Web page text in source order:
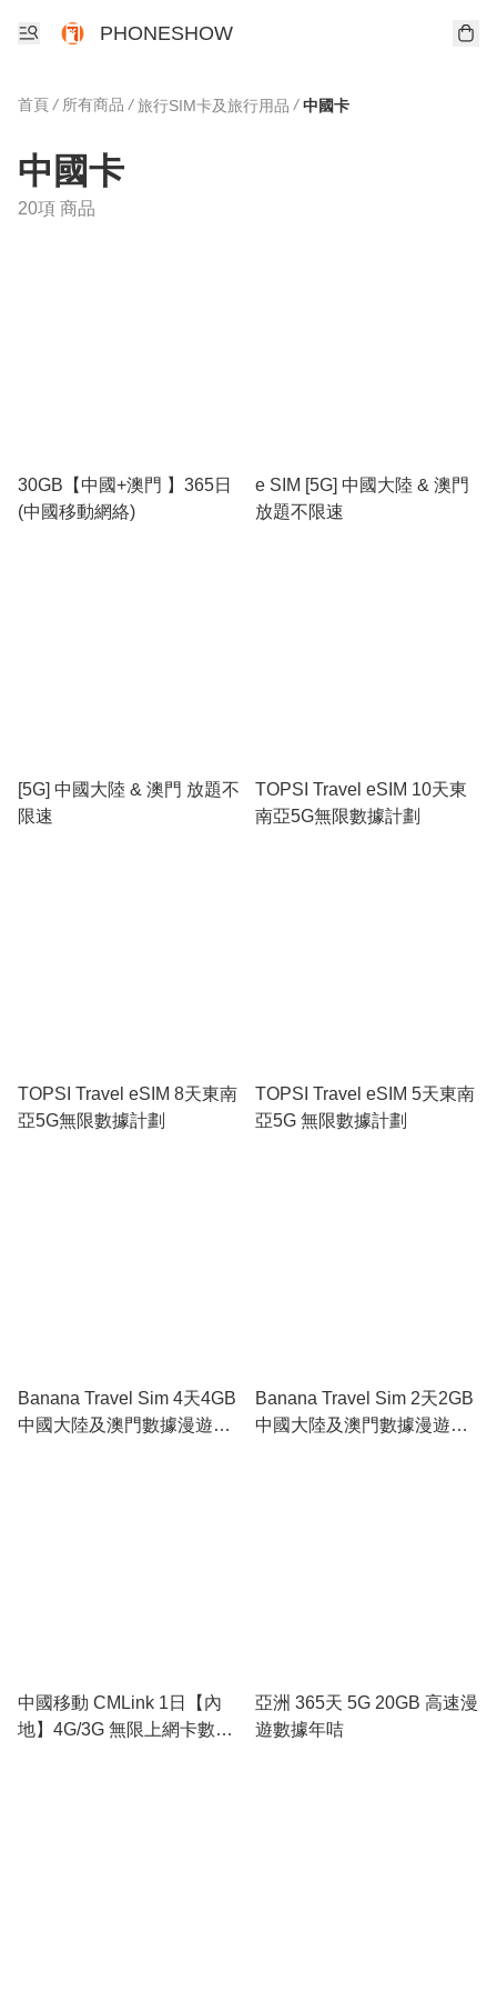
PHONESHOW
首頁 / 所有商品 / 旅行SIM卡及旅行用品 / 中國卡
中國卡
20項 商品
30GB【中國+澳門 】365日
(中國移動網絡)
e SIM [5G] 中國大陸 & 澳門
放題不限速
[5G] 中國大陸 & 澳門 放題不
限速
TOPSI Travel eSIM 10天東
南亞5G無限數據計劃
TOPSI Travel eSIM 8天東南
亞5G無限數據計劃
TOPSI Travel eSIM 5天東南
亞5G 無限數據計劃
Banana Travel Sim 4天4GB
中國大陸及澳門數據漫遊
Banana Travel Sim 2天2GB
中國大陸及澳門數據漫遊
中國移動 CMLink 1日【內
地】4G/3G 無限上網卡數據
亞洲 365天 5G 20GB 高速漫
遊數據年咭